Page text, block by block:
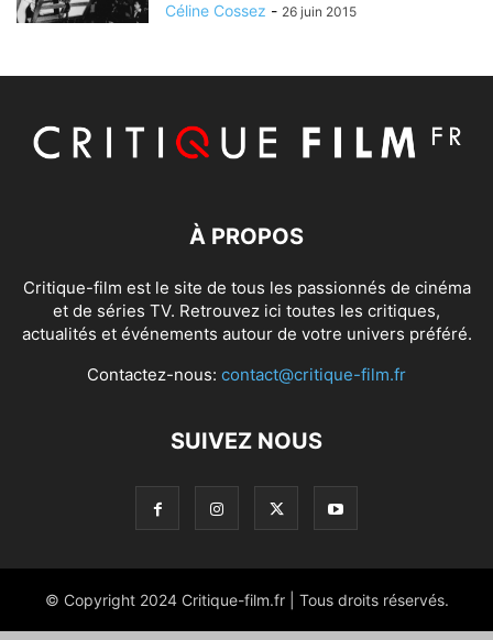
Céline Cossez - 26 juin 2015
À PROPOS
Critique-film est le site de tous les passionnés de cinéma
et de séries TV. Retrouvez ici toutes les critiques,
actualités et événements autour de votre univers préféré.
Contactez-nous: contact@critique-film.fr
SUIVEZ NOUS
© Copyright 2024 Critique-film.fr | Tous droits réservés.